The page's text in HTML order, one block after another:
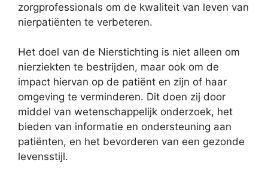
zorgprofessionals om de kwaliteit van leven van
nierpatiënten te verbeteren.
Het doel van de Nierstichting is niet alleen om
nierziekten te bestrijden, maar ook om de
impact hiervan op de patiënt en zijn of haar
omgeving te verminderen. Dit doen zij door
middel van wetenschappelijk onderzoek, het
bieden van informatie en ondersteuning aan
patiënten, en het bevorderen van een gezonde
levensstijl.